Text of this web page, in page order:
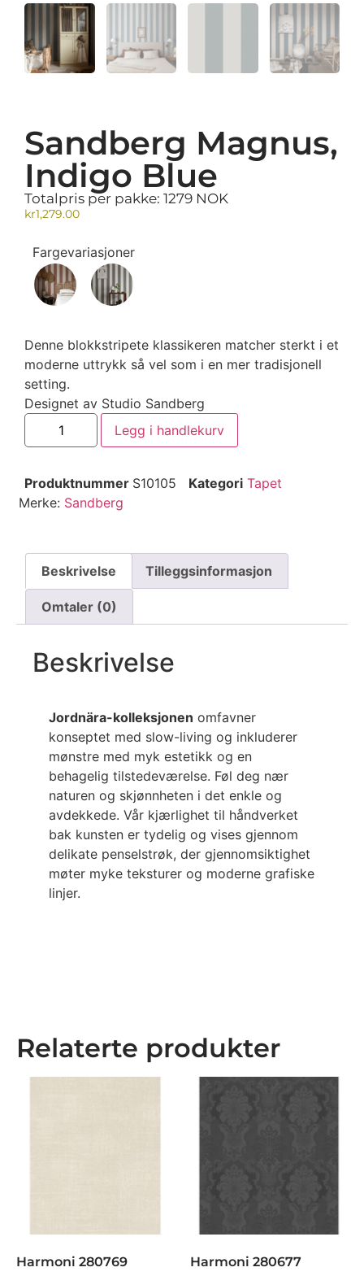
Sandberg Magnus,
Indigo Blue
Totalpris per pakke: 1279 NOK
kr1,279.00
Fargevariasjoner
Denne blokkstripete klassikeren matcher sterkt i et
moderne uttrykk så vel som i en mer tradisjonell
setting.
Designet av Studio Sandberg
Legg i handlekurv
Produktnummer S10105 Kategori Tapet
Merke: Sandberg
Beskrivelse Tilleggsinformasjon
Omtaler (0)
Beskrivelse
Jordnära-kolleksjonen omfavner
konseptet med slow-living og inkluderer
mønstre med myk estetikk og en
behagelig tilstedeværelse. Føl deg nær
naturen og skjønnheten i det enkle og
avdekkede. Vår kjærlighet til håndverket
bak kunsten er tydelig og vises gjennom
delikate penselstrøk, der gjennomsiktighet
møter myke teksturer og moderne grafiske
linjer.
Relaterte produkter
Harmoni 280769 Harmoni 280677